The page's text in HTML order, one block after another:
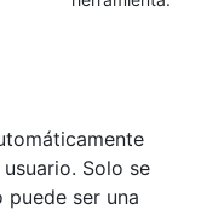
Solo se
puede ser una